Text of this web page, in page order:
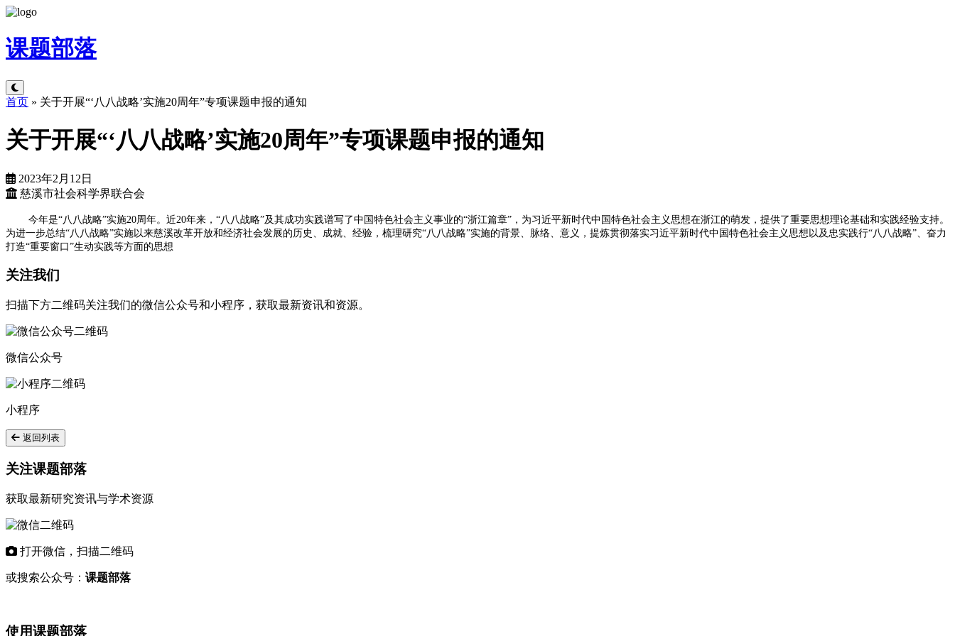
课题部落
首页 » 关于开展“‘八八战略’实施20周年”专项课题申报的通知
关于开展“‘八八战略’实施20周年”专项课题申报的通知
2023年2月12日
慈溪市社会科学界联合会
今年是“八八战略”实施20周年。近20年来，“八八战略”及其成功实践谱写了中国特色社会主义事业的“浙江篇章”，为习近平新时代中国特色社会主义思想在浙江的萌发，提供了重要思想理论基础和实践经验支持。
为进一步总结“八八战略”实施以来慈溪改革开放和经济社会发展的历史、成就、经验，梳理研究“八八战略”实施的背景、脉络、意义，提炼贯彻落实习近平新时代中国特色社会主义思想以及忠实践行“八八战略”、奋力
打造“重要窗口”生动实践等方面的思想
关注我们
扫描下方二维码关注我们的微信公众号和小程序，获取最新资讯和资源。
微信公众号
小程序
返回列表
关注课题部落
获取最新研究资讯与学术资源
打开微信，扫描二维码
或搜索公众号： 课题部落
使用课题部落